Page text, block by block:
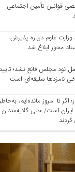
قوانین تأمین اجتماعی
علوم درباره پذیرش
محور ابلاغ شد
نود مجلس قانع نشد؛ تایید
نامزدها سلیقه‌ای است
تا امروز مانده‌ایم، به‌خاطر
است/ حتی گلایه‌مندان